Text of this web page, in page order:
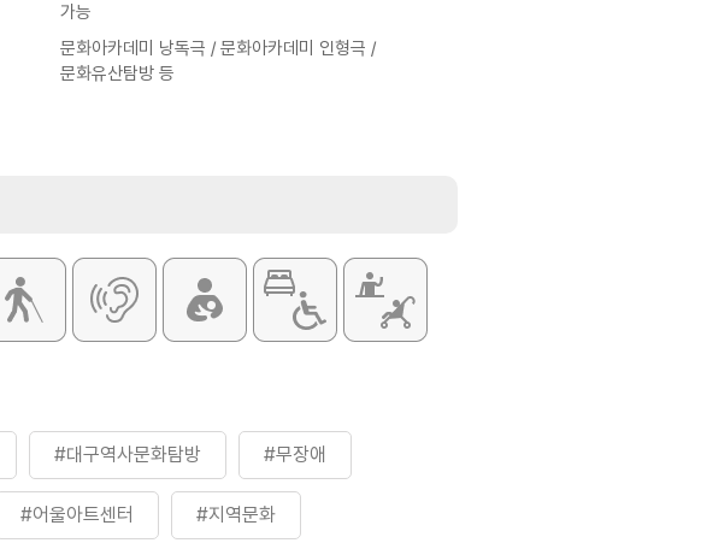
가능
문화아카데미 낭독극 / 문화아카데미 인형극 /
문화유산탐방 등
#대구역사문화탐방 #무장애
#어울아트센터 #지역문화